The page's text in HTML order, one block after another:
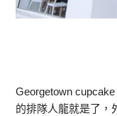
Georgetown
的排隊人龍就是了，